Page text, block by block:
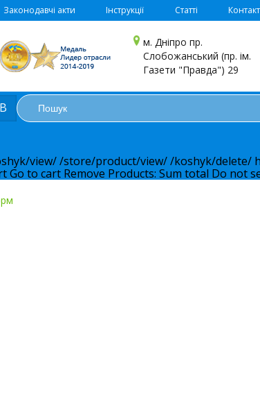
Законодавчі акти Інструкції Статті
м. Дніпро пр.
Слобожанський (пр. ім.
Газети "Правда") 29
view//store/product/view//koshyk/delete/
Go to cart Remove Products: Sum total Do not